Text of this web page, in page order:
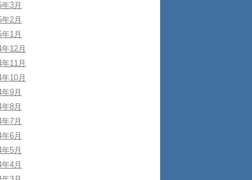
3月
2月
1月
12月
11月
10月
9月
8月
7月
6月
5月
4月